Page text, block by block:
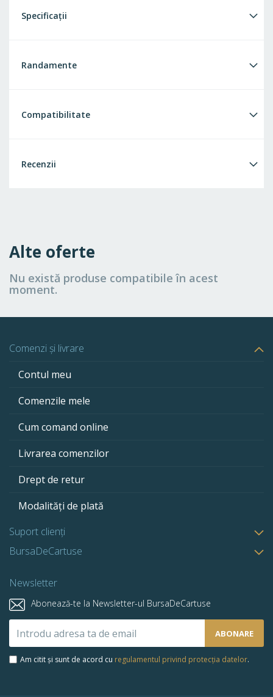
Specificații
Randamente
Compatibilitate
Recenzii
Alte oferte
Nu există produse compatibile în acest
moment.
Comenzi și livrare
Contul meu
Comenzile mele
Cum comand online
Livrarea comenzilor
Drept de retur
Modalități de plată
Suport clienți
BursaDeCartuse
Newsletter
Abonează-te la Newsletter-ul BursaDeCartuse
la
newsletter-
ABONARE
Am citit și sunt de acord cu regulamentul privind protecția datelor.